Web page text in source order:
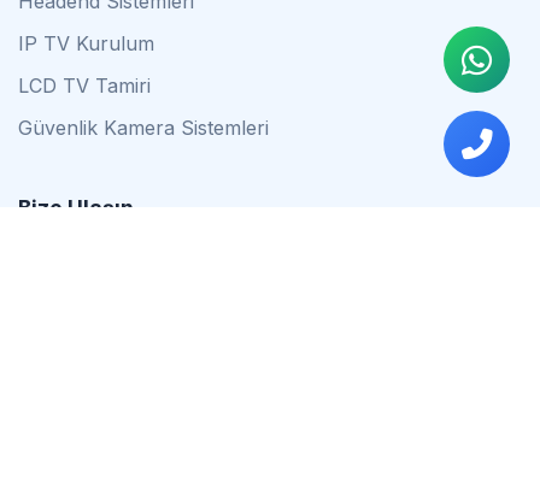
IP TV Kurulum
LCD TV Tamiri
Güvenlik Kamera Sistemleri
Bize Ulaşın